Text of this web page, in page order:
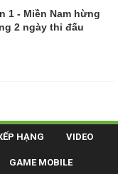
1 - Miền Nam hừng
2 ngày thi đấu
HẠNG VIDEO
GAME MOBILE